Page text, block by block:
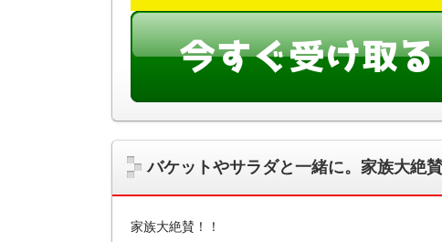
バケットやサラダと一緒に。家族大絶
家族大絶賛！！